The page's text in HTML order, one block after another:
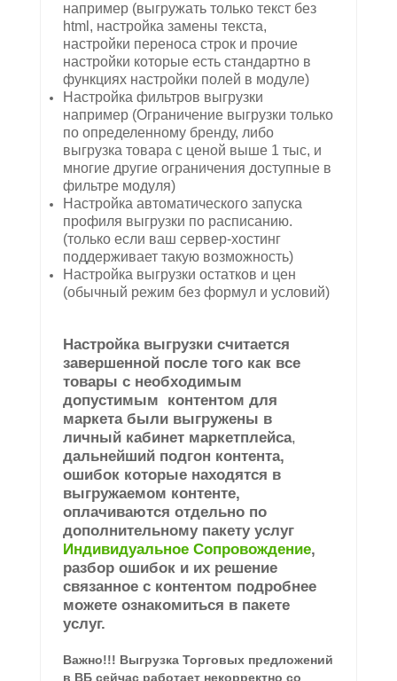
например (выгружать только текст без
html, настройка замены текста,
настройки переноса строк и прочие
настройки которые есть стандартно в
функциях настройки полей в модуле)
Настройка фильтров выгрузки
например (Ограничение выгрузки только
по определенному бренду, либо
выгрузка товара с ценой выше 1 тыс, и
многие другие ограничения доступные в
фильтре модуля)
Настройка автоматического запуска
профиля выгрузки по расписанию.
(только если ваш сервер-хостинг
поддерживает такую возможность)
Настройка выгрузки остатков и цен
(обычный режим без формул и условий)
Настройка выгрузки считается
завершенной после того как все
товары с необходимым
допустимым контентом для
маркета были выгружены в
личный кабинет маркетплейса,
дальнейший подгон контента,
ошибок которые находятся в
выгружаемом контенте,
оплачиваются отдельно по
дополнительному пакету услуг
Индивидуальное Сопровождение,
разбор ошибок и их решение
связанное с контентом подробнее
можете ознакомиться в пакете
услуг.
Важно!!! Выгрузка Торговых предложений
в ВБ сейчас работает некорректно со